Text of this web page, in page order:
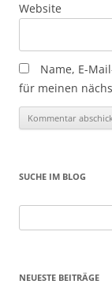
Website
Name, E-
für meinen
SUCHE IM BLOG
nach:
NEUESTE BEITRÄGE